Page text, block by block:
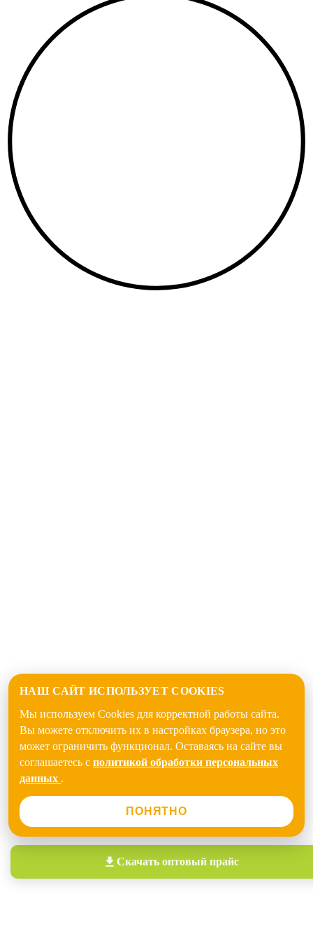
НАШ САЙТ ИСПОЛЬЗУЕТ COOKIES
Мы используем Cookies для корректной работы сайта.
Вы можете отключить их в настройках браузера, но это
может ограничить функционал. Оставаясь на сайте вы
соглашаетесь с политикой обработки персональных
данных .
ПОНЯТНО
Скачать оптовый прайс